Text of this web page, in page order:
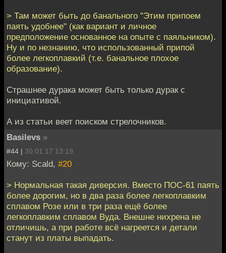
> Там может быть до банального "Этим припоем
паять удобнее" (как вариант и личное
предположение основанное на опыте с паяльником).
Ну и по незнанию, что использованный припой
более легкоплавкий (т.е. банальное плохое
образование).
Страшнее дурака может быть только дурак с
инициативой.
А из статьи веет поиском стрелочников.
Basilevs »
#44 | 30.01.17 13:19
Кому: Scald, #20
> Нормальная такая диверсия. Вместо ПОС-61 паять
более дорогим, но в два раза более легкоплавким
сплавом Розе или в три раза ещё более
легкоплавким сплавом Вуда. Внешне нихрена не
отличишь, а при работе всё нагреется и детали
станут из платы выпадать.